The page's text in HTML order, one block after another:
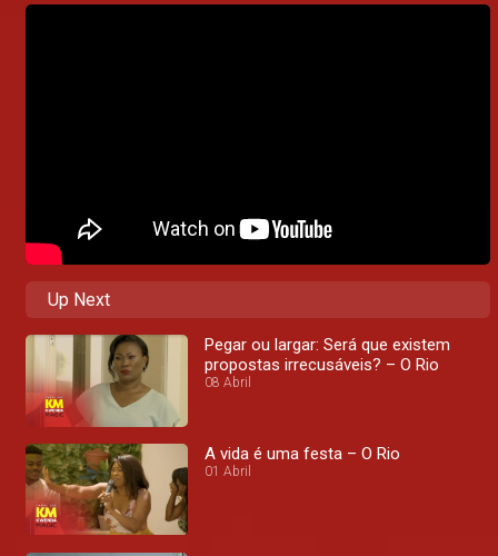
Up Next
Pegar ou largar: Será que existem
propostas irrecusáveis? – O Rio
08 Abril
A vida é uma festa – O Rio
01 Abril